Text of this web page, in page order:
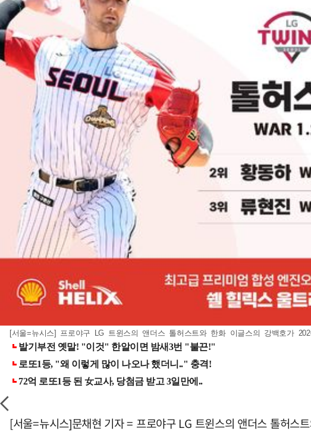
[서울=뉴시스] 프로야구 LG 트윈스의 앤더스 톨허스트와 한화 이글스의 강백호가
[서울=뉴시스]문채현 기자 = 프로야구 LG 트윈스의 앤더스 톨허스